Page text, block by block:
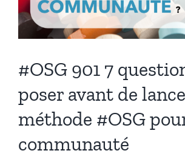
#OSG 901 7
poser avant de
méthode #OSG
communauté